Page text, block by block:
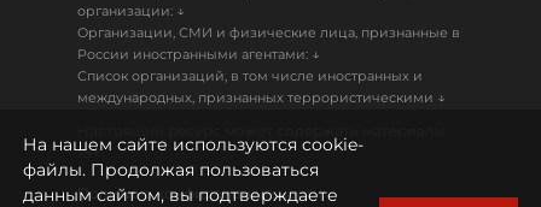
организации: ↓
Организации, СМИ и физические лица, признанные в
России иностранными агентами: ↓
Список организаций, в том числе иностранных и
международных, признанных террористическими ↓
18+
Политика конфиденциальности
На нашем сайте используются cookie-
файлы. Продолжая пользоваться
данным сайтом, вы подтверждаете